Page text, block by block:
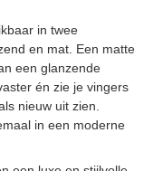
in twee
en mat. Een matte
een glanzende
én zie je vingers
nieuw uit zien.
in een moderne